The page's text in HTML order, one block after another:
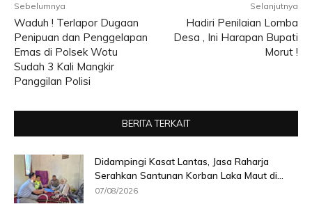
Sebelumnya
Waduh ! Terlapor Dugaan
Penipuan dan Penggelapan
Emas di Polsek Wotu
Sudah 3 Kali Mangkir
Panggilan Polisi
Selanjutnya
Hadiri Penilaian Lomba
Desa , Ini Harapan Bupati
Morut !
BERITA TERKAIT
Didampingi Kasat Lantas, Jasa Raharja
Serahkan Santunan Korban Laka Maut di...
07/08/2026